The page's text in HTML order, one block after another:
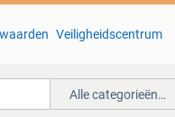
Veiligheidscentrum
Alle categorieën…